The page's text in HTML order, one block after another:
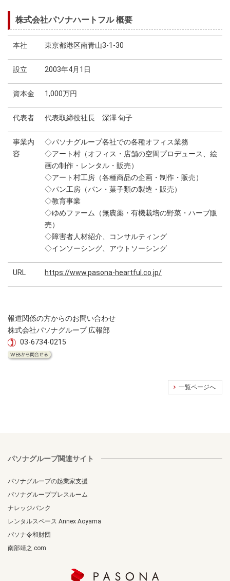
株式会社パソナハートフル 概要
本社 東京都港区南青山3-1-30
設立 2003年4月1日
資本金 1,000万円
代表者 代表取締役社長 深澤 旬子
事業内
容
◇パソナグループ各社での各種オフィス業務
◇アート村（オフィス・店舗の空間プロデュース、絵
画の制作・レンタル・販売）
◇アート村工房（各種商品の企画・制作・販売）
◇パン工房（パン・菓子類の製造・販売）
◇教育事業
◇ゆめファーム（無農薬・有機栽培の野菜・ハーブ販
売）
◇障害者人材紹介、コンサルティング
◇インソーシング、アウトソーシング
URL https://www.pasona-heartful.co.jp/
報道関係の方からのお問い合わせ
株式会社パソナグループ 広報部
03-6734-0215
一覧ページへ
パソナグループ関連サイト
パソナグループの起業家支援
パソナグループプレスルーム
ナレッジバンク
レンタルスペース Annex Aoyama
パソナ令和財団
南部靖之.com